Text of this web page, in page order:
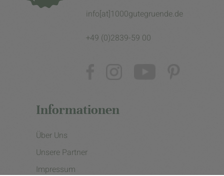
info[at]1000gutegruende.de
+49 (0)2839-59 00
Informationen
Über Uns
Unsere Partner
Impressum